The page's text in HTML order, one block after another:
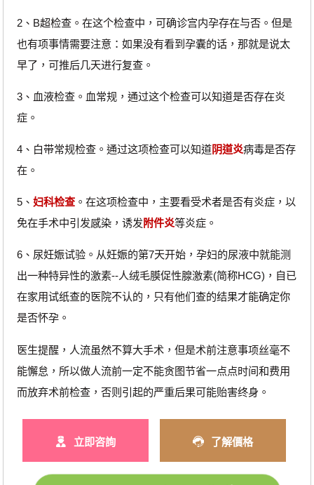
2、B超检查。在这个检查中，可确诊宫内孕存在与否。但是
也有项事情需要注意：如果没有看到孕囊的话，那就是说太
早了，可推后几天进行复查。
3、血液检查。血常规，通过这个检查可以知道是否存在炎
症。
4、白带常规检查。通过这项检查可以知道阴道炎病毒是否存
在。
5、 妇科检查。在这项检查中，主要看受术者是否有炎症，以
免在手术中引发感染，诱发附件炎等炎症。
6、尿妊娠试验。从妊娠的第7天开始，孕妇的尿液中就能测
出一种特异性的激素--人绒毛膜促性腺激素(简称HCG)，自已
在家用试纸查的医院不认的，只有他们查的结果才能确定你
是否怀孕。
医生提醒，人流虽然不算大手术，但是术前注意事项丝毫不
能懈怠，所以做人流前一定不能贪图节省一点点时间和费用
而放弃术前检查，否则引起的严重后果可能贻害终身。
立即咨詢 了解價格